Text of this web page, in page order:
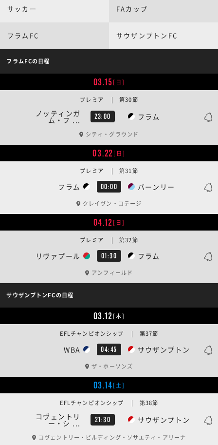
サッカー FAカップ
フラムFC サウザンプトンFC
フラムFCの日程
03.15[日]
ノッティンガ
ム・フ ... 23:00 フラム
プレミア | 第30節
シティ・グラウンド
03.22[日]
フラム 00:00 バーンリー
プレミア | 第31節
クレイヴン・コテージ
04.12[日]
リヴァプール 01:30 フラム
プレミア | 第32節
アンフィールド
サウザンプトンFCの日程
03.12[木]
WBA 04:45 サウザンプトン
EFLチャンピオンシップ | 第37節
ザ・ホーソンズ
03.14[土]
コヴェントリ
ー・シ ... 21:30 サウザンプトン
EFLチャンピオンシップ | 第38節
コヴェントリー・ビルディング・ソサエティ・アリーナ